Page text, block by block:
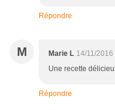
Répondre
M Marie L 14/11/
Une recette
Répondre